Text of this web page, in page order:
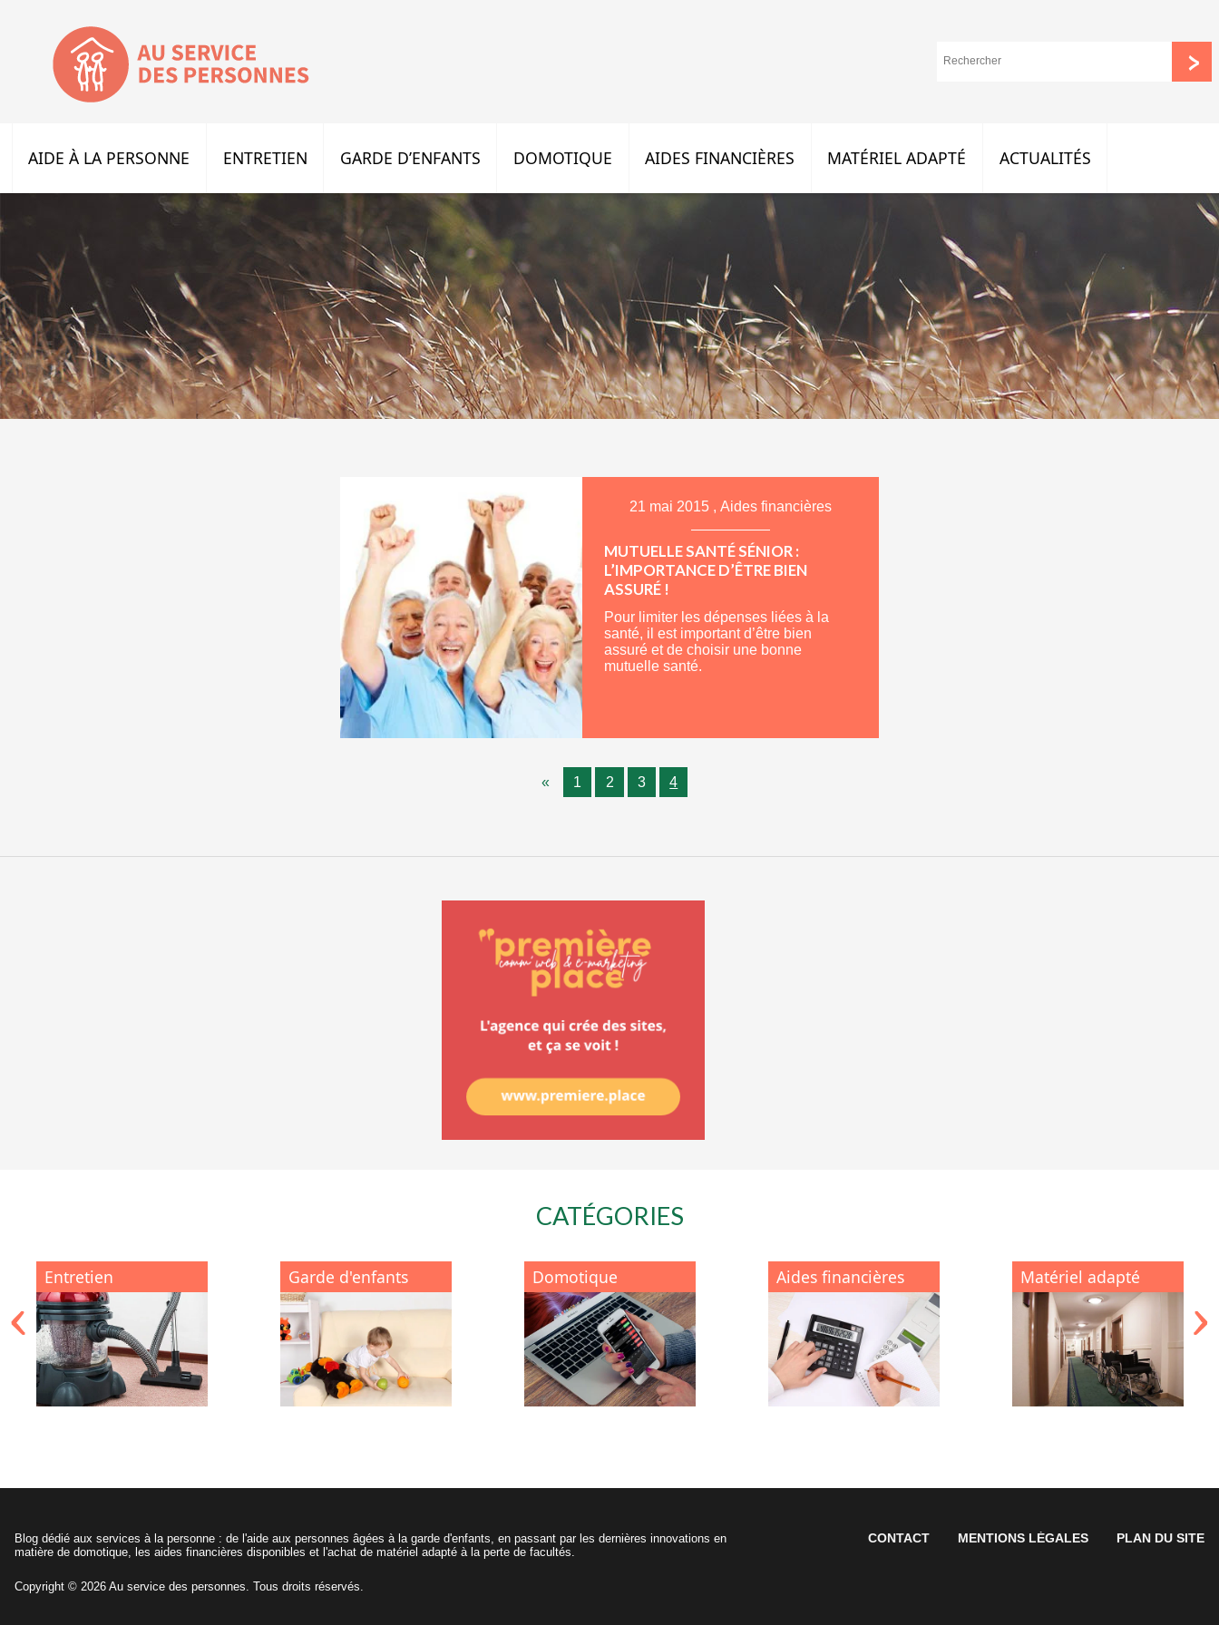
AIDE À LA PERSONNE ENTRETIEN GARDE D’ENFANTS DOMOTIQUE AIDES FINANCIÈRES MATÉRIEL ADAPTÉ ACTUALITÉS
21 mai 2015, Aides financières
MUTUELLE SANTÉ SÉNIOR :
L’IMPORTANCE D’ÊTRE BIEN
ASSURÉ !
Pour limiter les dépenses liées à la
santé, il est important d’être bien
assuré et de choisir une bonne
mutuelle santé.
« 1 2 3 4
CATÉGORIES
Entretien Garde d'enfants Domotique Aides financières Matériel adapté
CONTACT MENTIONS LÉGALES PLAN DU SITE
Blog dédié aux services à la personne : de l'aide aux personnes âgées à la garde d'enfants, en passant par les dernières innovations en
matière de domotique, les aides financières disponibles et l'achat de matériel adapté à la perte de facultés.
Copyright © 2026 Au service des personnes. Tous droits réservés.